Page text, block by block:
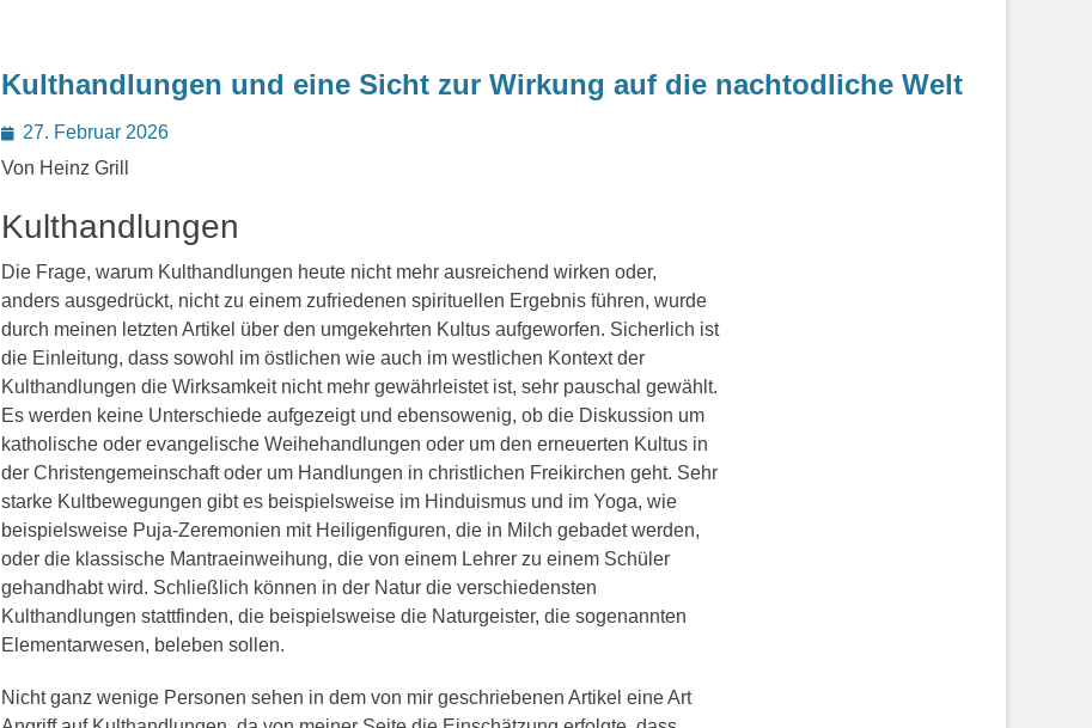
Kulthandlungen und eine Sicht zur Wirkung auf die nachtodliche Welt
Posted
on
27. Februar 2026
Von Heinz Grill
Kulthandlungen
Die Frage, warum Kulthandlungen heute nicht mehr ausreichend wirken oder,
anders ausgedrückt, nicht zu einem zufriedenen spirituellen Ergebnis führen, wurde
durch meinen letzten Artikel über den umgekehrten Kultus aufgeworfen. Sicherlich ist
die Einleitung, dass sowohl im östlichen wie auch im westlichen Kontext der
Kulthandlungen die Wirksamkeit nicht mehr gewährleistet ist, sehr pauschal gewählt.
Es werden keine Unterschiede aufgezeigt und ebensowenig, ob die Diskussion um
katholische oder evangelische Weihehandlungen oder um den erneuerten Kultus in
der Christengemeinschaft oder um Handlungen in christlichen Freikirchen geht. Sehr
starke Kultbewegungen gibt es beispielsweise im Hinduismus und im Yoga, wie
beispielsweise Puja-Zeremonien mit Heiligenfiguren, die in Milch gebadet werden,
oder die klassische Mantraeinweihung, die von einem Lehrer zu einem Schüler
gehandhabt wird. Schließlich können in der Natur die verschiedensten
Kulthandlungen stattfinden, die beispielsweise die Naturgeister, die sogenannten
Elementarwesen, beleben sollen.
Nicht ganz wenige Personen sehen in dem von mir geschriebenen Artikel eine Art